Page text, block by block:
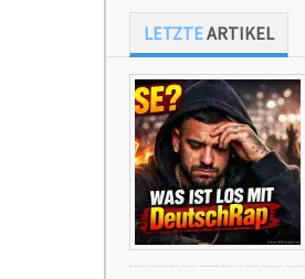
LETZTEARTIKEL